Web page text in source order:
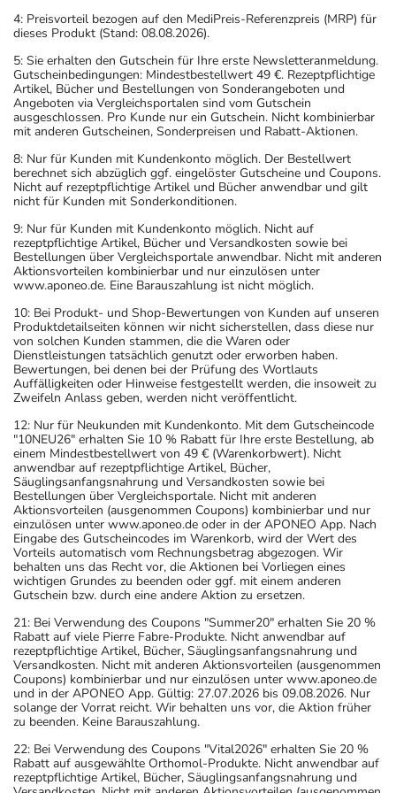
Zeitpunkt ganz normal (also nicht mit der doppelten
Menge) fort.
Generell gilt: Achten Sie vor allem bei Säuglingen,
Kleinkindern und älteren Menschen auf eine
gewissenhafte Dosierung. Im Zweifelsfalle fragen Sie
Ihren Arzt oder Apotheker nach etwaigen Auswirkungen
oder Vorsichtsmaßnahmen.
Eine vom Arzt verordnete Dosierung kann von den
Angaben der Packungsbeilage abweichen. Da der Arzt sie
individuell abstimmt, sollten Sie das Arzneimittel daher
nach seinen Anweisungen anwenden.
Aufbewahrung
Das Arzneimittel darf nach Anbruch/Zubereitung
höchstens 10 Tage verwendet werden!
Das Arzneimittel muss nach Anbruch/Zubereitung bei
Raumtemperatur aufbewahrt werden!
Wichtige Hinweise
Was sollten Sie beachten?
- Das Arzneimittel darf nicht vorzeitig abgesetzt werden,
weil sonst mit einem (erneuten) Ausbruch der Krankheit
zu rechnen ist.
- Vorsicht bei Allergie gegen Makrolid-Antibiotika wie
Erythromycin!
- Vorsicht bei einer Unverträglichkeit gegenüber
Saccharose. Wenn Sie eine Diabetes-Diät einhalten
müssen, sollten Sie den Zuckergehalt berücksichtigen.
- Es kann Arzneimittel geben, mit denen
Wechselwirkungen auftreten. Sie sollten deswegen
generell vor der Behandlung mit einem neuen
Arzneimittel jedes andere, das Sie bereits anwenden,
dem Arzt oder Apotheker angeben. Das gilt auch für
4: Preisvorteil bezogen auf den MediPreis-Referenzpreis (MRP) für
dieses Produkt (Stand: 08.08.2026).
5: Sie erhalten den Gutschein für Ihre erste Newsletteranmeldung.
Gutscheinbedingungen: Mindestbestellwert 49 €. Rezeptpflichtige
Artikel, Bücher und Bestellungen von Sonderangeboten und
Angeboten via Vergleichsportalen sind vom Gutschein
ausgeschlossen. Pro Kunde nur ein Gutschein. Nicht kombinierbar
mit anderen Gutscheinen, Sonderpreisen und Rabatt-Aktionen.
8: Nur für Kunden mit Kundenkonto möglich. Der Bestellwert
berechnet sich abzüglich ggf. eingelöster Gutscheine und Coupons.
Nicht auf rezeptpflichtige Artikel und Bücher anwendbar und gilt
nicht für Kunden mit Sonderkonditionen.
9: Nur für Kunden mit Kundenkonto möglich. Nicht auf
rezeptpflichtige Artikel, Bücher und Versandkosten sowie bei
Bestellungen über Vergleichsportale anwendbar. Nicht mit anderen
Aktionsvorteilen kombinierbar und nur einzulösen unter
www.aponeo.de. Eine Barauszahlung ist nicht möglich.
10: Bei Produkt- und Shop-Bewertungen von Kunden auf unseren
Produktdetailseiten können wir nicht sicherstellen, dass diese nur
von solchen Kunden stammen, die die Waren oder
Dienstleistungen tatsächlich genutzt oder erworben haben.
Bewertungen, bei denen bei der Prüfung des Wortlauts
Auffälligkeiten oder Hinweise festgestellt werden, die insoweit zu
Zweifeln Anlass geben, werden nicht veröffentlicht.
12: Nur für Neukunden mit Kundenkonto. Mit dem Gutscheincode
"10NEU26" erhalten Sie 10 % Rabatt für Ihre erste Bestellung, ab
einem Mindestbestellwert von 49 € (Warenkorbwert). Nicht
anwendbar auf rezeptpflichtige Artikel, Bücher,
Säuglingsanfangsnahrung und Versandkosten sowie bei
Bestellungen über Vergleichsportale. Nicht mit anderen
Aktionsvorteilen (ausgenommen Coupons) kombinierbar und nur
einzulösen unter www.aponeo.de oder in der APONEO App. Nach
Eingabe des Gutscheincodes im Warenkorb, wird der Wert des
Vorteils automatisch vom Rechnungsbetrag abgezogen. Wir
behalten uns das Recht vor, die Aktionen bei Vorliegen eines
wichtigen Grundes zu beenden oder ggf. mit einem anderen
Gutschein bzw. durch eine andere Aktion zu ersetzen.
21: Bei Verwendung des Coupons "Summer20" erhalten Sie 20 %
Rabatt auf viele Pierre Fabre-Produkte. Nicht anwendbar auf
rezeptpflichtige Artikel, Bücher, Säuglingsanfangsnahrung und
Versandkosten. Nicht mit anderen Aktionsvorteilen (ausgenommen
Coupons) kombinierbar und nur einzulösen unter www.aponeo.de
und in der APONEO App. Gültig: 27.07.2026 bis 09.08.2026. Nur
solange der Vorrat reicht. Wir behalten uns vor, die Aktion früher
zu beenden. Keine Barauszahlung.
22: Bei Verwendung des Coupons "Vital2026" erhalten Sie 20 %
Rabatt auf ausgewählte Orthomol-Produkte. Nicht anwendbar auf
rezeptpflichtige Artikel, Bücher, Säuglingsanfangsnahrung und